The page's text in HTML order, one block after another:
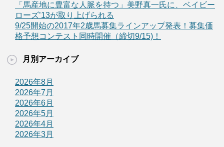
「馬産地に豊富な人脈を持つ」美野真一氏に、ベイビー
ローズ’13が取り上げられる
9/25開始の2017年2歳馬募集ラインアップ発表！募集価
格予想コンテスト同時開催（締切9/15)！
月別アーカイブ
2026年8月
2026年7月
2026年6月
2026年5月
2026年4月
2026年3月